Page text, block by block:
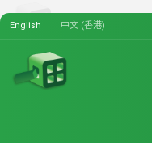
English 中文 (香港)